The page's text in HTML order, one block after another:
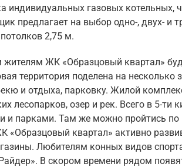
индивидуальных газовых котельных,
предлагает на выбор одно-, двух-
2,75 м.
ЖК «Образцовый квартал»
территория поделена на
и отдыха, парковку. Жилой
лесопарков, озер и рек. Всего в 5-
и парками. Там же можно пройтись
«Образцовый квартал» активно
Любителям конных видов
В скором времени рядом